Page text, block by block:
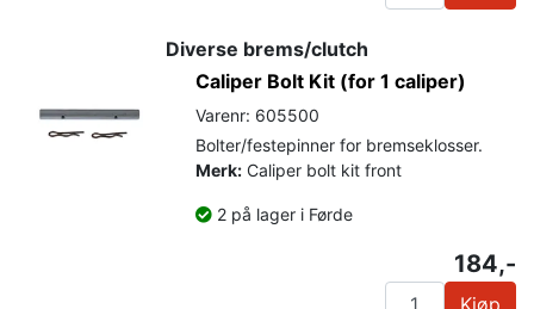
Diverse brems/clutch
Caliper Bolt Kit (for 1 caliper)
Varenr: 605500
Bolter/festepinner for bremseklosser.
Merk: Caliper bolt kit front
2 på lager i Førde
184,-
Kjøp